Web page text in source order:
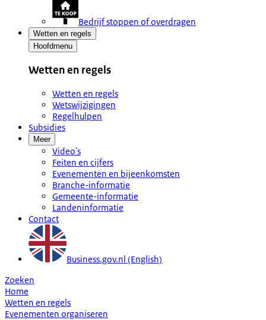
Bedrijf stoppen of overdragen
Wetten en regels
Hoofdmenu
Wetten en regels
Wetten en regels
Wetswijzigingen
Regelhulpen
Subsidies
Meer
Video's
Feiten en cijfers
Evenementen en bijeenkomsten
Branche-informatie
Gemeente-informatie
Landeninformatie
Contact
Business.gov.nl (English)
Zoeken
Home
Wetten en regels
Evenementen organiseren